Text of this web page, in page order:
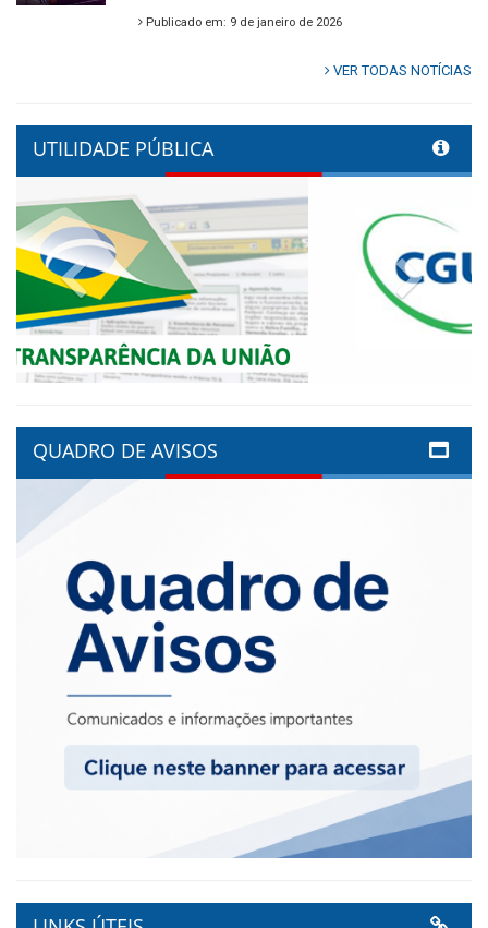
Publicado em: 9 de janeiro de 2026
VER TODAS NOTÍCIAS
UTILIDADE PÚBLICA
Previous Next
QUADRO DE AVISOS